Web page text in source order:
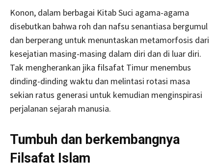
Konon, dalam berbagai Kitab Suci agama-agama
disebutkan bahwa roh dan nafsu senantiasa bergumul
dan berperang untuk menuntaskan metamorfosis dari
kesejatian masing-masing dalam diri dan di luar diri.
Tak mengherankan jika filsafat Timur menembus
dinding-dinding waktu dan melintasi rotasi masa
sekian ratus generasi untuk kemudian menginspirasi
perjalanan sejarah manusia.
Tumbuh dan berkembangnya
Filsafat Islam